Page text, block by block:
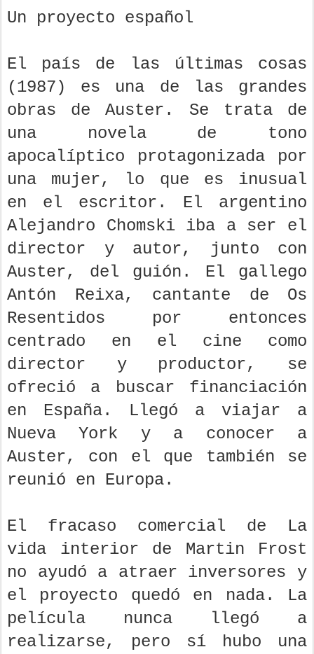
Un proyecto español
El país de las últimas cosas
(1987) es una de las grandes
obras de Auster. Se trata de
una novela de tono
apocalíptico protagonizada por
una mujer, lo que es inusual
en el escritor. El argentino
Alejandro Chomski iba a ser el
director y autor, junto con
Auster, del guión. El gallego
Antón Reixa, cantante de Os
Resentidos por entonces
centrado en el cine como
director y productor, se
ofreció a buscar financiación
en España. Llegó a viajar a
Nueva York y a conocer a
Auster, con el que también se
reunió en Europa.
El fracaso comercial de La
vida interior de Martin Frost
no ayudó a atraer inversores y
el proyecto quedó en nada. La
película nunca llegó a
realizarse, pero sí hubo una